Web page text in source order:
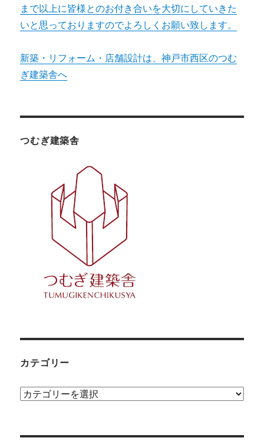
まで以上に皆様とのお付き合いを大切にしていきた
いと思っておりますのでよろしくお願い致します。
新築・リフォーム・店舗設計は、神戸市西区のつむ
ぎ建築舎へ
つむぎ建築舎
カテゴリー
カ